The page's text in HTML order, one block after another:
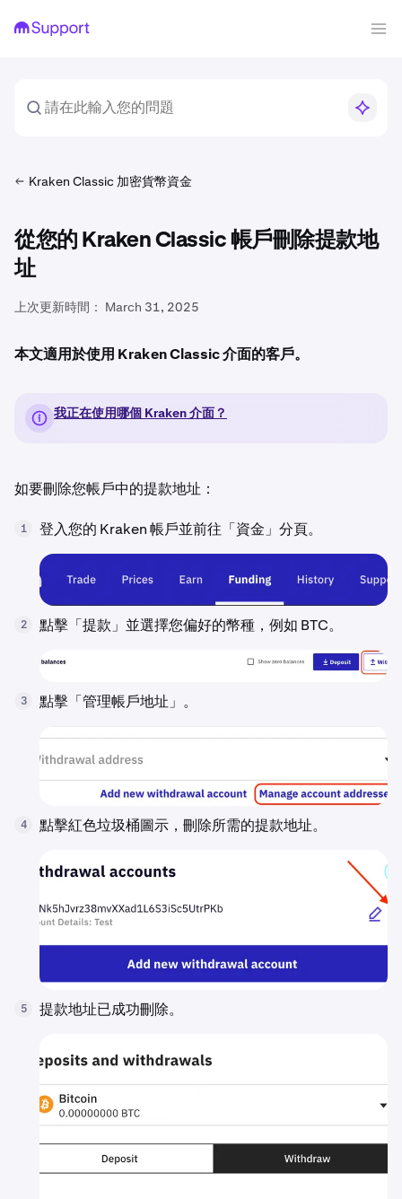
Kraken Classic 加密貨幣資金
從您的 Kraken Classic 帳戶刪除提款地
址
上次更新時間： March 31, 2025
本文適用於使用 Kraken Classic 介面的客戶。
我正在使用哪個 Kraken 介面？
如要刪除您帳戶中的提款地址：
1 登入您的 Kraken 帳戶並前往「資金」分頁。
2 點擊「提款」並選擇您偏好的幣種，例如 BTC。
3 點擊「管理帳戶地址」。
4 點擊紅色垃圾桶圖示，刪除所需的提款地址。
5 提款地址已成功刪除。